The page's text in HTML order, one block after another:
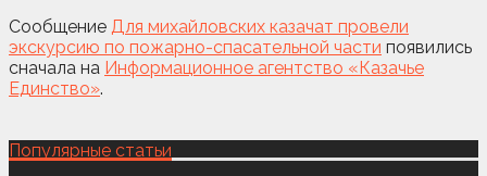
Сообщение Для михайловских казачат провели
экскурсию по пожарно-спасательной части появились
сначала на Информационное агентство «Казачье
Единство».
Популярные статьи